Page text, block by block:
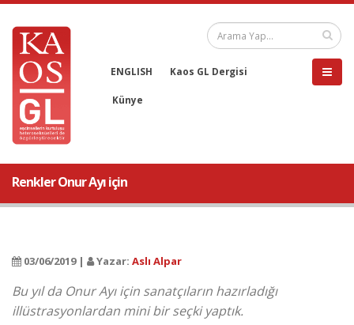
ENGLISH Kaos GL Dergisi
Künye
Renkler Onur Ayı için
03/06/2019 | Yazar: Aslı Alpar
Bu yıl da Onur Ayı için sanatçıların hazırladığı
illüstrasyonlardan mini bir seçki yaptık.